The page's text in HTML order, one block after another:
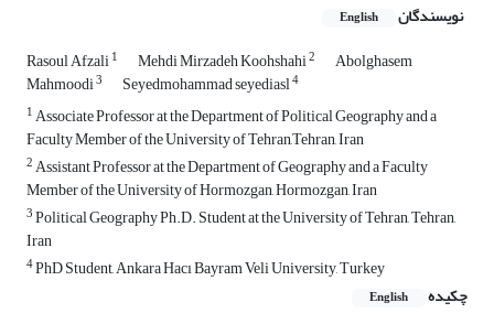
نویسندگان English
Rasoul Afzali1 Mehdi Mirzadeh Koohshahi2 Abolghasem
Mahmoodi3 Seyedmohammad seyediasl4
1Associate Professor at the Department of Political Geography and a
Faculty Member of the University of Tehran,Tehran, Iran
2Assistant Professor at the Department of Geography and a Faculty
Member of the University of Hormozgan, Hormozgan, Iran
3Political Geography Ph.D. Student at the University of Tehran, Tehran,
Iran
4PhD Student, Ankara Hacı Bayram Veli University, Turkey
چکیده
English